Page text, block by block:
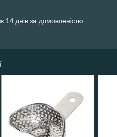
14 днів за домовленістю